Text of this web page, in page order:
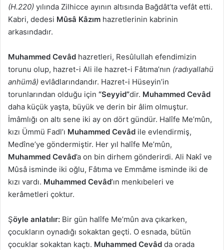
(H.220) yılında Zilhicce ayının altısında Bağdât’ta vefât etti.
Kabri, dedesi Mûsâ Kâzım hazretlerinin kabrinin
arkasındadır.
Muhammed Cevâd hazretleri, Resûlullah efendimizin
torunu olup, hazret-i Ali ile hazret-i Fâtıma’nın (radıyallahü
anhümâ) evlâdlarındandır. Hazret-i Hüseyin’in
torunlarından olduğu için “Seyyid”dir. Muhammed Cevâd
daha küçük yaşta, büyük ve derin bir âlim olmuştur.
İmâmlığı on altı sene iki ay on dört gündür. Halîfe Me’mûn,
kızı Ümmü Fadl’ı Muhammed Cevâd ile evlendirmiş,
Medîne’ye göndermiştir. Her yıl halîfe Me’mûn,
Muhammed Cevâd’a on bin dirhem gönderirdi. Ali Nakî ve
Mûsâ isminde iki oğlu, Fâtıma ve Emmâme isminde iki de
kızı vardı. Muhammed Cevâd’ın menkıbeleri ve
kerâmetleri çoktur.
Şöyle anlatılır: Bir gün halîfe Me’mûn ava çıkarken,
çocukların oynadığı sokaktan geçti. O esnada, bütün
çocuklar sokaktan kaçtı. Muhammed Cevâd da orada